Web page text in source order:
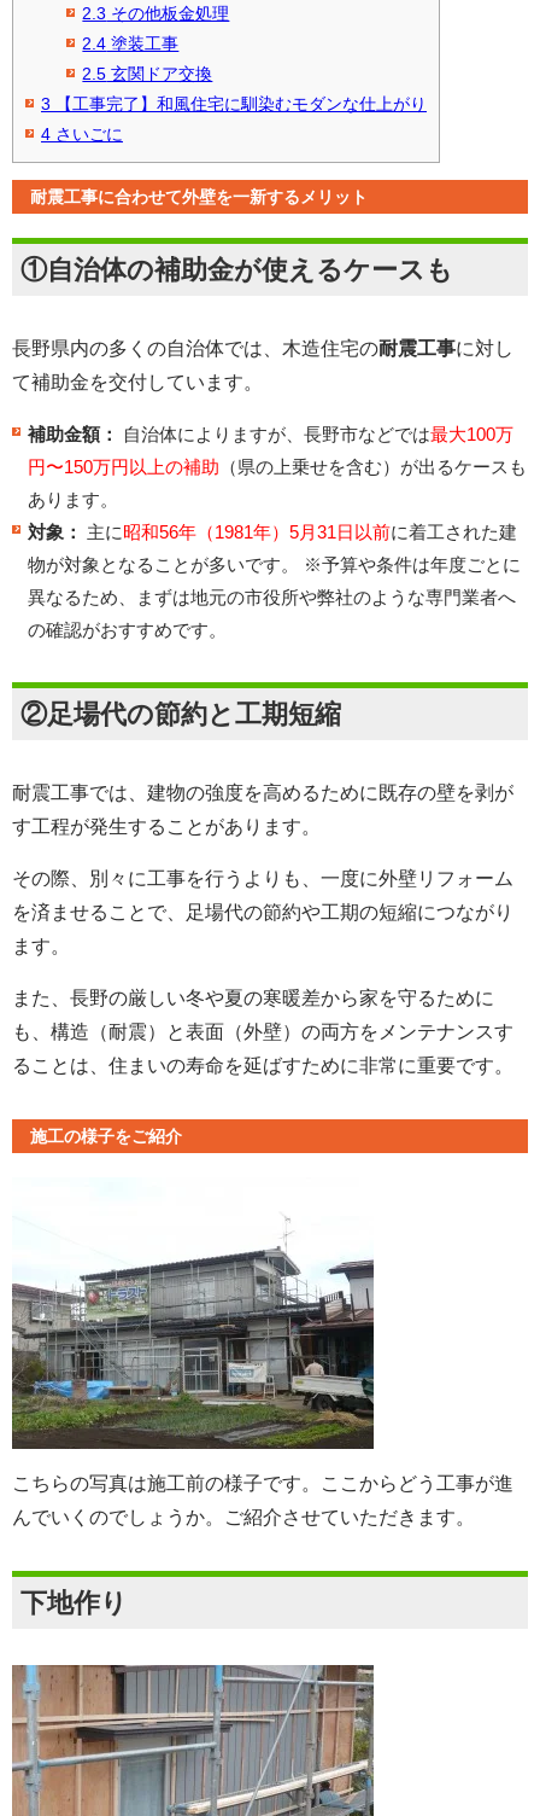
2.3 その他板金処理
2.4 塗装工事
2.5 玄関ドア交換
3 【工事完了】和風住宅に馴染むモダンな仕上がり
4 さいごに
耐震工事に合わせて外壁を一新するメリット
①自治体の補助金が使えるケースも
長野県内の多くの自治体では、木造住宅の耐震工事に対し
て補助金を交付しています。
補助金額： 自治体によりますが、長野市などでは最大100万
円〜150万円以上の補助 （県の上乗せを含む）が出るケースも
あります。
対象：
主に昭和56年（1981年）5月31日以前に着工された建
物が対象となることが多いです。 ※予算や条件は年度ごとに
異なるため、まずは地元の市役所や弊社のような専門業者へ
の確認がおすすめです。
②足場代の節約と工期短縮
耐震工事では、建物の強度を高めるために既存の壁を剥が
す工程が発生することがあります。
その際、別々に工事を行うよりも、一度に外壁リフォーム
を済ませることで、足場代の節約や工期の短縮につながり
ます。
また、長野の厳しい冬や夏の寒暖差から家を守るために
も、構造（耐震）と表面（外壁）の両方をメンテナンスす
ることは、住まいの寿命を延ばすために非常に重要です。
施工の様子をご紹介
こちらの写真は施工前の様子です。ここからどう工事が進
んでいくのでしょうか。ご紹介させていただきます。
下地作り